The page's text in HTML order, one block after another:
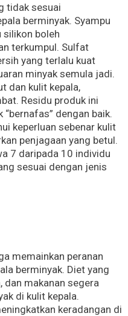
tidak sesuai
berminyak. Syampu
boleh
terkumpul. Sulfat
yang terlalu kuat
minyak semula jadi.
dan kulit kepala,
Residu produk ini
dengan baik.
keperluan sebenar kulit
penjagaan yang betul.
7 daripada 10 individu
sesuai dengan jenis
memainkan peranan
berminyak. Diet yang
dan makanan segera
di kulit kepala.
keradangan di